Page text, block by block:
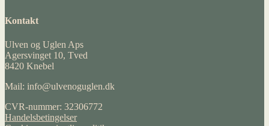
Kontakt
Ulven og Uglen Aps
Agersvinget 10, Tved
8420 Knebel
Mail: info@ulvenoguglen.dk
CVR-nummer: 32306772
Handelsbetingelser